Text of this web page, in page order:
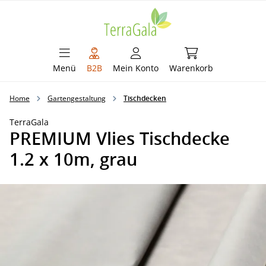
Menü B2B Mein Konto Warenkorb
Warenkorb
Home Gartengestaltung Tischdecken
TerraGala
PREMIUM Vlies Tischdecke
1.2 x 10m, grau